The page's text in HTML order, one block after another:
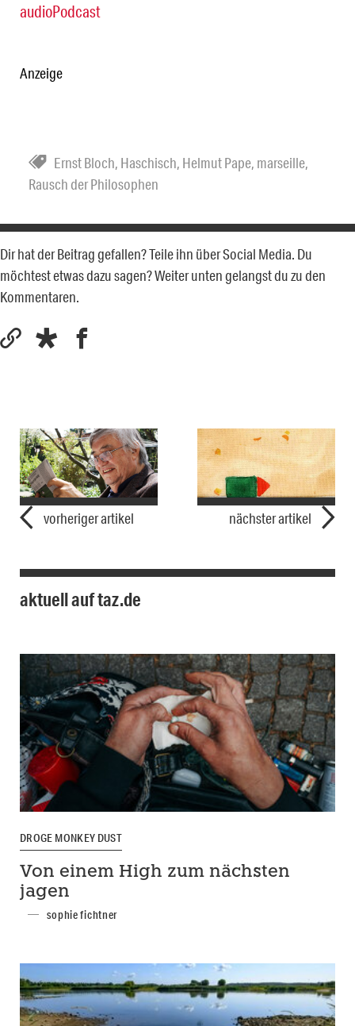
audioPodcast
Anzeige
Ernst Bloch, Haschisch, Helmut Pape, marseille,
Rausch der Philosophen
Dir hat der Beitrag gefallen? Teile ihn über Social Media. Du
möchtest etwas dazu sagen? Weiter unten gelangst du zu den
Kommentaren.
vorheriger artikel nächster artikel
aktuell auf taz.de
DROGE MONKEY DUST
Von einem High zum nächsten
jagen
sophie fichtner